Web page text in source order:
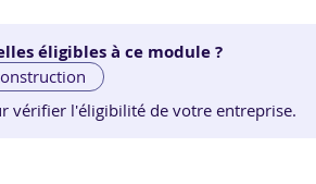
éligibles à ce module ?
vérifier l'éligibilité de votre entreprise.